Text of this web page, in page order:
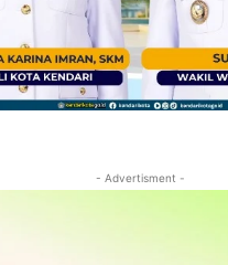
- Advertisment -